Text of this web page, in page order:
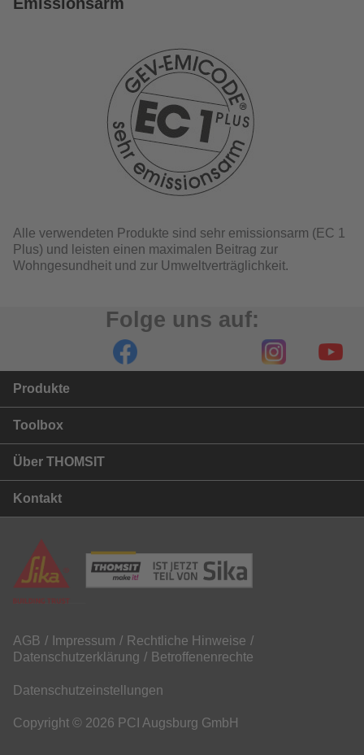
Alle verwendeten Produkte sind sehr emissionsarm (EC 1
Plus) und leisten einen maximalen Beitrag zur
Wohngesundheit und zur Umweltverträglichkeit.
Folge uns auf:
Produkte
Toolbox
Über THOMSIT
Kontakt
AGB Impressum
Rechtliche Hinweise
Datenschutzerklärung
Betroffenenrechte
Datenschutzeinstellungen
Copyright © 2026 PCI Augsburg GmbH